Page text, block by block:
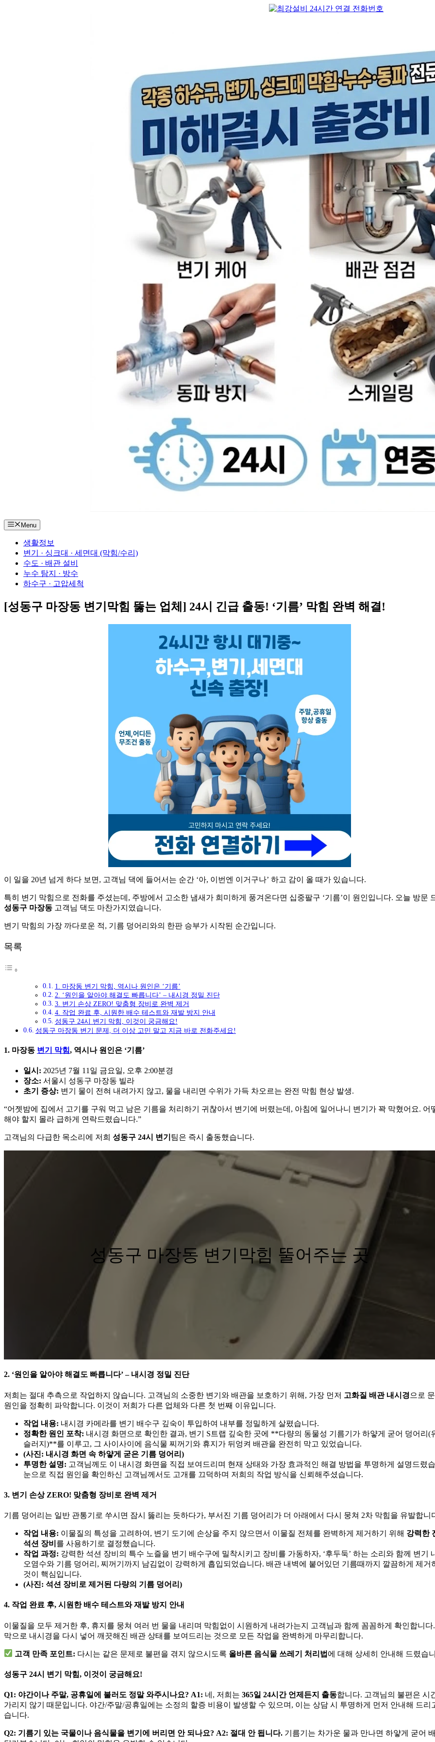
Menu
생활정보
변기 · 싱크대 · 세면대 (막힘/수리)
수도 · 배관 설비
누수 탐지 · 방수
하수구 · 고압세척
[성동구 마장동 변기막힘 뚫는 업체] 24시 긴급 출동! ‘기름’ 막힘 완벽 해결!
이 일을 20년 넘게 하다 보면, 고객님 댁에 들어서는 순간 ‘아, 이번엔 이거구나’ 하고 감이 올 때가 있습니다.
특히 변기 막힘으로 전화를 주셨는데, 주방에서 고소한 냄새가 희미하게 풍겨온다면 십중팔구 ‘기름’이 원인입니다. 오늘 방문
성동구 마장동 고객님 댁도 마찬가지였습니다.
변기 막힘의 가장 까다로운 적, 기름 덩어리와의 한판 승부가 시작된 순간입니다.
목록
1. 마장동 변기 막힘, 역시나 원인은 ‘기름’
2. ‘원인을 알아야 해결도 빠릅니다’ – 내시경 정밀 진단
3. 변기 손상 ZERO! 맞춤형 장비로 완벽 제거
4. 작업 완료 후, 시원한 배수 테스트와 재발 방지 안내
성동구 24시 변기 막힘, 이것이 궁금해요!
성동구 마장동 변기 문제, 더 이상 고민 말고 지금 바로 전화주세요!
1. 마장동 변기 막힘, 역시나 원인은 ‘기름’
일시: 2025년 7월 11일 금요일, 오후 2:00분경
장소: 서울시 성동구 마장동 빌라
초기 증상: 변기 물이 전혀 내려가지 않고, 물을 내리면 수위가 가득 차오르는 완전 막힘 현상 발생.
“어젯밤에 집에서 고기를 구워 먹고 남은 기름을 처리하기 귀찮아서 변기에 버렸는데, 아침에 일어나니 변기가 꽉 막혔어요. 어
해야 할지 몰라 급하게 연락드렸습니다.”
고객님의 다급한 목소리에 저희 성동구 24시 변기 팀은 즉시 출동했습니다.
성동구 마장동 변기막힘 뚤어주는 곳
2. ‘원인을 알아야 해결도 빠릅니다’ – 내시경 정밀 진단
저희는 절대 추측으로 작업하지 않습니다. 고객님의 소중한 변기와 배관을 보호하기 위해, 가장 먼저 고화질 배관 내시경으로
원인을 정확히 파악합니다. 이것이 저희가 다른 업체와 다른 첫 번째 이유입니다.
작업 내용: 내시경 카메라를 변기 배수구 깊숙이 투입하여 내부를 정밀하게 살폈습니다.
정확한 원인 포착: 내시경 화면으로 확인한 결과, 변기 S트랩 깊숙한 곳에 **다량의 동물성 기름기가 하얗게 굳어 덩어리(
슬러지)**를 이루고, 그 사이사이에 음식물 찌꺼기와 휴지가 뒤엉켜 배관을 완전히 막고 있었습니다.
(사진: 내시경 화면 속 하얗게 굳은 기름 덩어리)
투명한 설명: 고객님께도 이 내시경 화면을 직접 보여드리며 현재 상태와 가장 효과적인 해결 방법을 투명하게 설명드렸
눈으로 직접 원인을 확인하신 고객님께서도 고개를 끄덕하며 저희의 작업 방식을 신뢰해주셨습니다.
3. 변기 손상 ZERO! 맞춤형 장비로 완벽 제거
기름 덩어리는 일반 관통기로 쑤시면 잠시 뚫리는 듯하다가, 부서진 기름 덩어리가 더 아래에서 다시 뭉쳐 2차 막힘을 유발합니
작업 내용: 이물질의 특성을 고려하여, 변기 도기에 손상을 주지 않으면서 이물질 전체를 완벽하게 제거하기 위해 강력한
석션 장비 를 사용하기로 결정했습니다.
작업 과정: 강력한 석션 장비의 특수 노즐을 변기 배수구에 밀착시키고 장비를 가동하자, ‘후두둑’ 하는 소리와 함께 변기
오염수와 기름 덩어리, 찌꺼기까지 남김없이 강력하게 흡입되었습니다. 배관 내벽에 붙어있던 기름때까지 깔끔하게 제거
것이 핵심입니다.
(사진: 석션 장비로 제거된 다량의 기름 덩어리)
4. 작업 완료 후, 시원한 배수 테스트와 재발 방지 안내
이물질을 모두 제거한 후, 휴지를 뭉쳐 여러 번 물을 내리며 막힘없이 시원하게 내려가는지 고객님과 함께 꼼꼼하게 확인합니다
막으로 내시경을 다시 넣어 깨끗해진 배관 상태를 보여드리는 것으로 모든 작업을 완벽하게 마무리합니다.
고객 만족 포인트: 다시는 같은 문제로 불편을 겪지 않으시도록 올바른 음식물 쓰레기 처리법 에 대해 상세히 안내해 드렸습
성동구 24시 변기 막힘, 이것이 궁금해요!
Q1: 야간이나 주말, 공휴일에 불러도 정말 와주시나요? A1: 네, 저희는 365일 24시간 언제든지 출동합니다. 고객님의 불편은 시
가리지 않기 때문입니다. 야간/주말/공휴일에는 소정의 할증 비용이 발생할 수 있으며, 이는 상담 시 투명하게 먼저 안내해 드리
습니다.
Q2: 기름기 있는 국물이나 음식물을 변기에 버리면 안 되나요? A2: 절대 안 됩니다. 기름기는 차가운 물과 만나면 하얗게 굳어